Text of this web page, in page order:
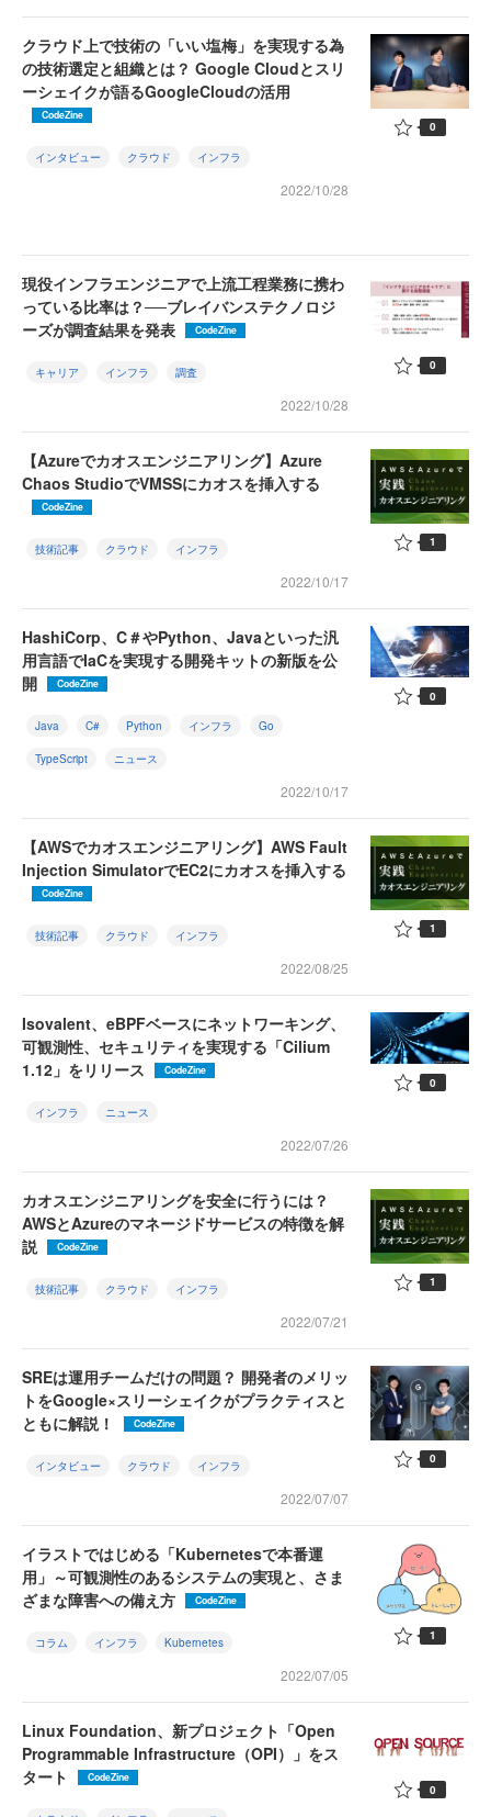
クラウド上で技術の「いい塩梅」を実現する為
の技術選定と組織とは？ Google Cloudとスリ
ーシェイクが語るGoogleCloudの活用
CodeZine
インタビュー クラウド インフラ
2022/10/28
0
現役インフラエンジニアで上流工程業務に携わ
っている比率は？──ブレイバンステクノロジ
ーズが調査結果を発表
CodeZine
キャリア インフラ 調査
2022/10/28
0
【Azureでカオスエンジニアリング】Azure
Chaos StudioでVMSSにカオスを挿入する
CodeZine
技術記事 クラウド インフラ
2022/10/17
1
HashiCorp、C＃やPython、Javaといった汎
用言語でIaCを実現する開発キットの新版を公
開
CodeZine
Java C# Python インフラ Go
TypeScript ニュース
2022/10/17
0
【AWSでカオスエンジニアリング】AWS Fault
Injection SimulatorでEC2にカオスを挿入する
CodeZine
技術記事 クラウド インフラ
2022/08/25
1
Isovalent、eBPFベースにネットワーキング、
可観測性、セキュリティを実現する「Cilium
1.12」をリリース
CodeZine
インフラ ニュース
2022/07/26
0
カオスエンジニアリングを安全に行うには？
AWSとAzureのマネージドサービスの特徴を解
説
CodeZine
技術記事 クラウド インフラ
2022/07/21
1
SREは運用チームだけの問題？ 開発者のメリッ
トをGoogle×スリーシェイクがプラクティスと
ともに解説！
CodeZine
インタビュー クラウド インフラ
2022/07/07
0
イラストではじめる「Kubernetesで本番運
用」～可観測性のあるシステムの実現と、さま
ざまな障害への備え方
CodeZine
コラム インフラ Kubernetes
2022/07/05
1
Linux Foundation、新プロジェクト「Open
Programmable Infrastructure（OPI）」をス
タート
CodeZine
0